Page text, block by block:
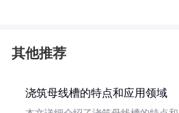
其他推荐
浇筑母线槽的特点和应用领域